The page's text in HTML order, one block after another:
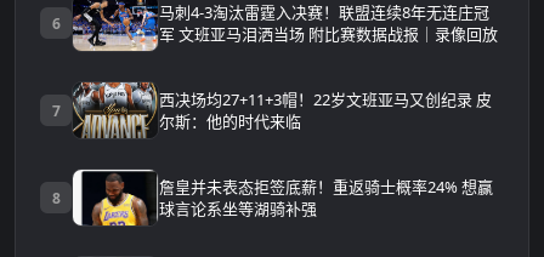
6
马刺4-3淘汰雷霆入决赛！联盟连续8年无连庄冠
军 文班亚马泪洒当场 附比赛数据战报｜录像回放
7
西决场均27+11+3帽！22岁文班亚马又创纪录 皮
尔斯：他的时代来临
8
詹皇并未表态拒签底薪！重返骑士概率24% 想赢
球言论系坐等湖骑补强